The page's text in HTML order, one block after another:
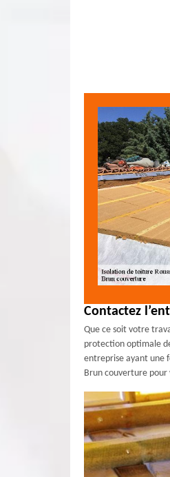
Contactez
Que ce soit votre
protection optimale
entreprise ayant une
Brun couverture